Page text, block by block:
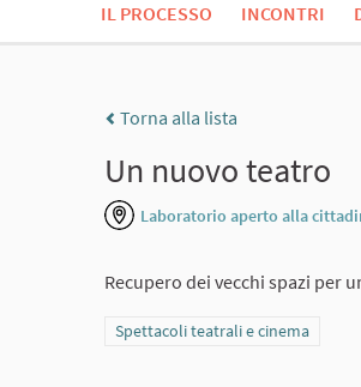
IL PROCESSO INCONTRI
Torna alla lista
Un nuovo teatro
Laboratorio aperto alla
Recupero dei vecchi spazi per
Filtra i risultati per categoria:
Spettacoli teatrali e cinema